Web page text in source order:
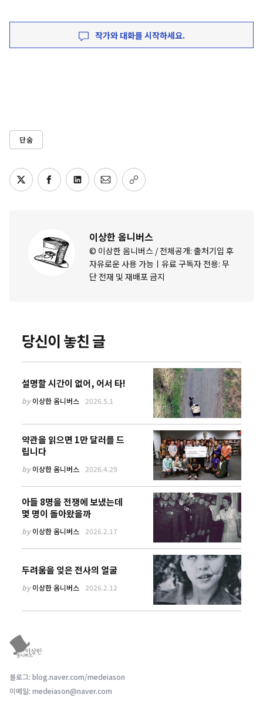
작가와 대화를 시작하세요.
단숨
이상한 옴니버스
© 이상한 옴니버스 / 전체공개: 출처기입 후
자유로운 사용 가능ㅣ유료 구독자 전용: 무
단 전재 및 재배포 금지
당신이 놓친 글
설명할 시간이 없어, 어서 타!
by이상한 옴니버스 2026.5.1
약관을 읽으면 1만 달러를 드
립니다
by이상한 옴니버스 2026.4.29
아들 8명을 전쟁에 보냈는데
몇 명이 돌아왔을까
by이상한 옴니버스 2026.2.17
두려움을 잊은 전사의 얼굴
by이상한 옴니버스 2026.2.12
블로그: blog.naver.com/medeiason
이메일: medeiason@naver.com